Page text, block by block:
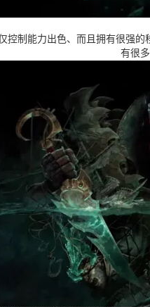
控制能力出色、而且拥有很强
有很